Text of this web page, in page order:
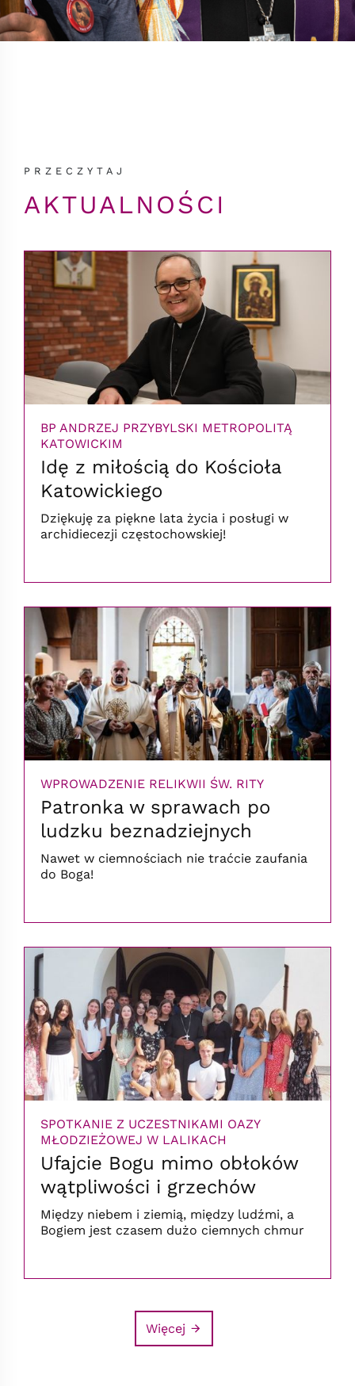
PRZECZYTAJ
AKTUALNOŚCI
BP ANDRZEJ PRZYBYLSKI METROPOLITĄ
KATOWICKIM
Idę z miłością do Kościoła
Katowickiego
Dziękuję za piękne lata życia i posługi w
archidiecezji częstochowskiej!
WPROWADZENIE RELIKWII ŚW. RITY
Patronka w sprawach po
ludzku beznadziejnych
Nawet w ciemnościach nie traćcie zaufania
do Boga!
SPOTKANIE Z UCZESTNIKAMI OAZY
MŁODZIEŻOWEJ W LALIKACH
Ufajcie Bogu mimo obłoków
wątpliwości i grzechów
Między niebem i ziemią, między ludźmi, a
Bogiem jest czasem dużo ciemnych chmur
Więcej